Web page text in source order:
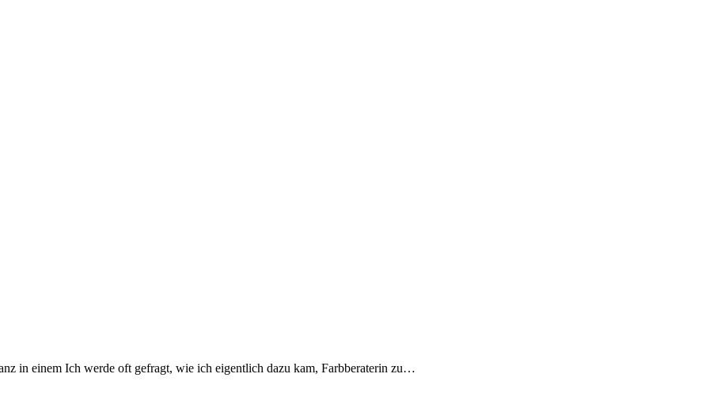
in einem Ich werde oft gefragt, wie ich eigentlich dazu kam, Farbberaterin zu…